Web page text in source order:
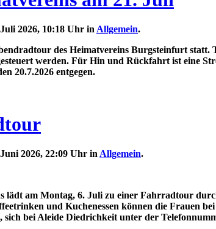
2026, 10:18 Uhr in Allgemein.
des Heimatvereins Burgsteinfurt
werden. Für Hin und Rückfahrt ist eine
20.7.2026 entgegen.
2026, 22:09 Uhr in Allgemein.
lädt am Montag, 6. Juli zu einer Fahrradtour
und Kuchenessen können die Frauen
bei Aleide Diedrichkeit unter der